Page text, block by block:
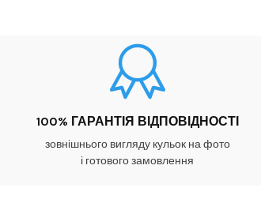
100% ГАРАНТІЯ ВІДПОВІДНОСТІ
зовнішнього вигляду кульок на фото
і готового замовлення